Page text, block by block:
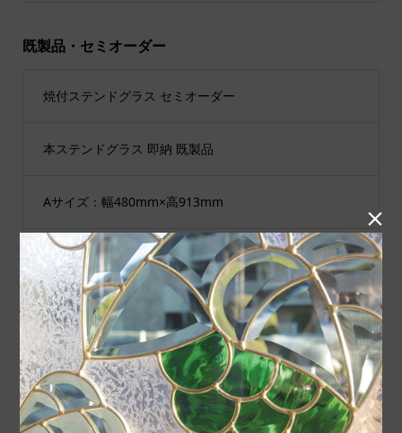
既製品・セミオーダー
焼付ステンドグラス セミオーダー
本ステンドグラス 即納 既製品
Aサイズ：幅480mm×高913mm
Bサイズ：幅480mm×高1625mm
Cサイズ：幅289mm×高927mm
Dサイズ：幅200mm×高200mm
Eサイズ：幅300mm×高300mm
